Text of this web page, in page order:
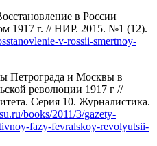
в России
1917 г. // НИР. 2015. №1 (12).
v-rossii-smertnoy-
Петрограда и Москвы в
революции 1917 г //
Серия 10. Журналистика.
books/2011/3/gazety-
fazy-fevralskoy-revolyutsii-